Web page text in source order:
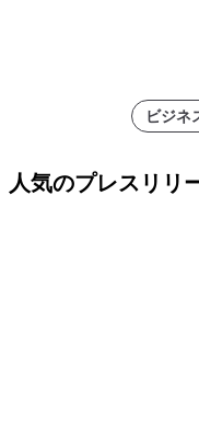
ビジネ
人気のプレスリリ